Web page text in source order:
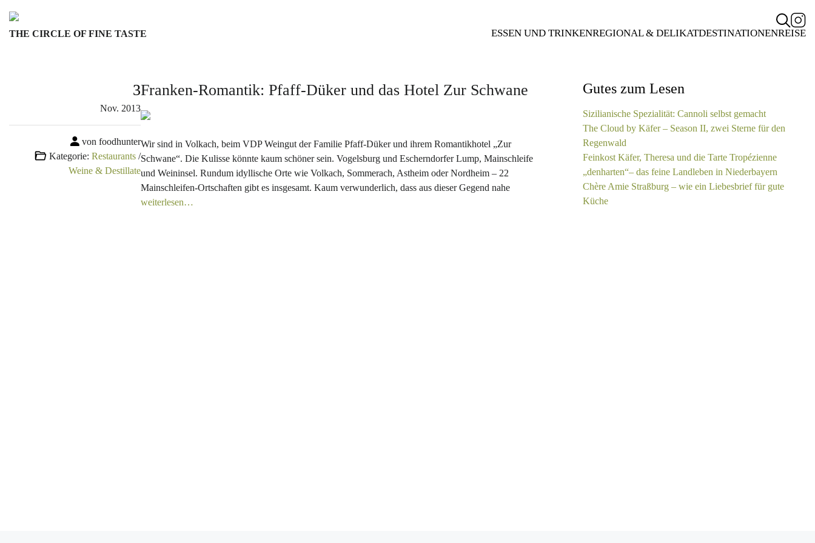
content
THE CIRCLE OF FINE TASTE ESSEN UND TRINKENREGIONAL & DELIKATDESTINATIONENREISE
3
Nov. 2013
von foodhunter
Kategorie: Restaurants/
Weine & Destillate
Franken-Romantik: Pfaff-Düker und das Hotel Zur Schwane
Wir sind in Volkach, beim VDP Weingut der Familie Pfaff-Düker und ihrem Romantikhotel „Zur
Schwane“. Die Kulisse könnte kaum schöner sein. Vogelsburg und Escherndorfer Lump, Mainschleife
und Weininsel. Rundum idyllische Orte wie Volkach, Sommerach, Astheim oder Nordheim – 22
Mainschleifen-Ortschaften gibt es insgesamt. Kaum verwunderlich, dass aus dieser Gegend nahe
weiterlesen…
Gutes zum Lesen
Sizilianische Spezialität: Cannoli selbst gemacht
The Cloud by Käfer – Season II, zwei Sterne für den
Regenwald
Feinkost Käfer, Theresa und die Tarte Tropézienne
„denharten“– das feine Landleben in Niederbayern
Chère Amie Straßburg – wie ein Liebesbrief für gute
Küche